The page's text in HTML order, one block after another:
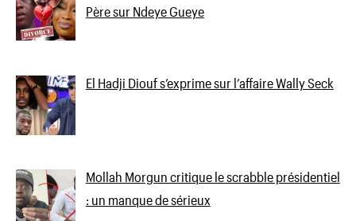
Père sur Ndeye Gueye
El Hadji Diouf s’exprime sur l’affaire Wally Seck
Mollah Morgun critique le scrabble présidentiel
: un manque de sérieux